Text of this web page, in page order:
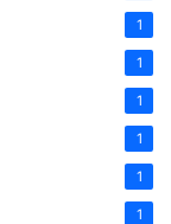
1
1
1
1
1
1